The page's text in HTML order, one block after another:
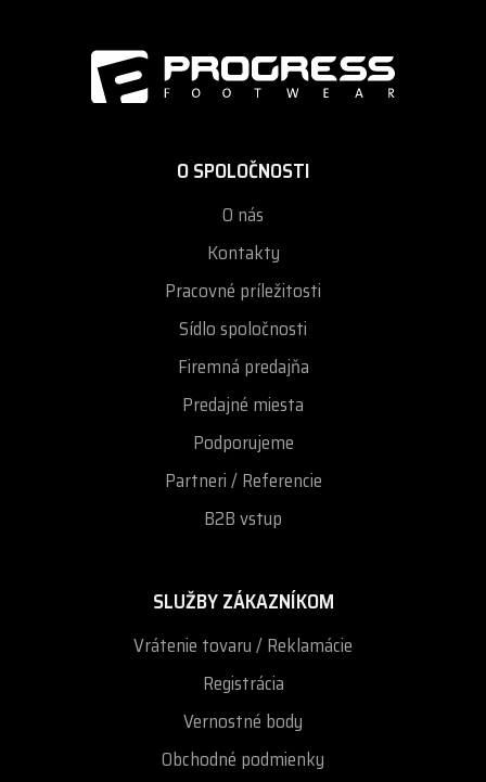
O SPOLOČNOSTI
O nás
Kontakty
Pracovné príležitosti
Sídlo spoločnosti
Firemná predajňa
Predajné miesta
Podporujeme
Partneri / Referencie
B2B vstup
SLUŽBY ZÁKAZNÍKOM
Vrátenie tovaru / Reklamácie
Registrácia
Vernostné body
Obchodné podmienky